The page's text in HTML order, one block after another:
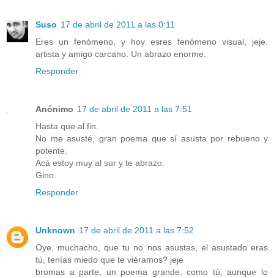
Suso 17 de abril de 2011 a las 0:11
Eres un fenómeno, y hoy esres fenómeno visual, jeje.
artista y amigo carcano. Un abrazo enorme.
Responder
Anónimo 17 de abril de 2011 a las 7:51
Hasta que al fin.
No me asusté, gran poema que sí asusta por rebueno y
potente.
Acá estoy muy al sur y te abrazo.
Gino.
Responder
Unknown 17 de abril de 2011 a las 7:52
Oye, muchacho, que tu no nos asustas, el asustado eras
tú, tenías miedo que te viéramos? jeje
bromas a parte, un poema grande, como tú, aunque lo